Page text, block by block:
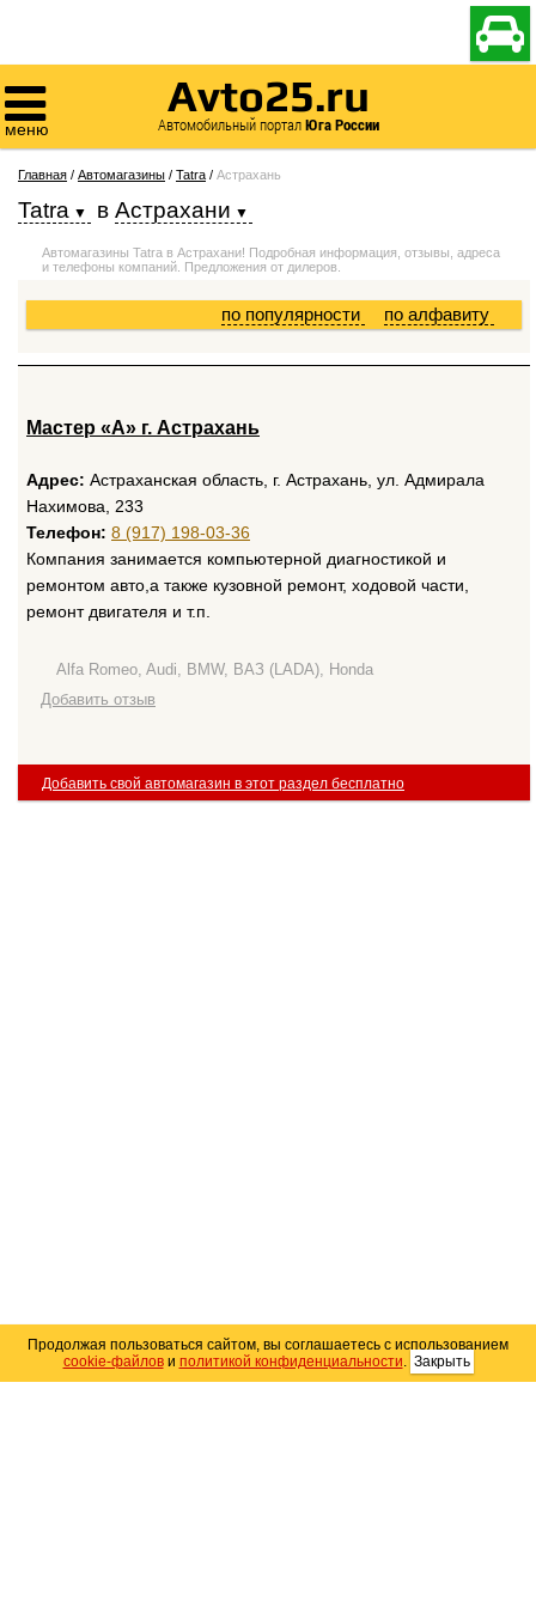


меню
Avto25.ru
Автомобильный порталЮга России
Главная / Автомагазины / Tatra / Астрахань
Tatra в Астрахани
Автомагазины Tatra в Астрахани! Подробная информация, отзывы, адреса
и телефоны компаний. Предложения от дилеров.
по алфавиту
по популярности
Мастер «А» г. Астрахань
Адрес: Астраханская область, г. Астрахань, ул. Адмирала
Нахимова, 233
Телефон: 8 (917) 198-03-36
Компания занимается компьютерной диагностикой и
ремонтом авто,а также кузовной ремонт, ходовой части,
ремонт двигателя и т.п.
Alfa Romeo, Audi, BMW, ВАЗ (LADA), Honda
Добавить отзыв
Добавить свой автомагазин в этот раздел бесплатно
Продолжая пользоваться сайтом, вы соглашаетесь с использованием
cookie-файлови политикой конфиденциальности. Закрыть